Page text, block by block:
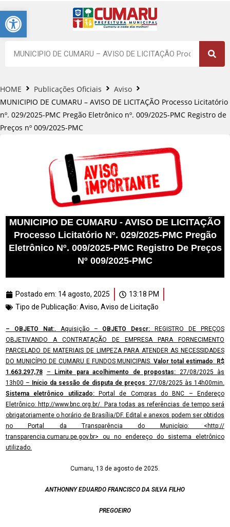
Barra de Ferramentas Aberta
HOME Publicações Oficiais
Aviso
MUNICIPIO DE CUMARU – AVISO DE LICITAÇÃO Processo Licitatório
nº. 029/2025-PMC Pregão Eletrônico nº. 009/2025-PMC Registro de
Preços nº 009/2025-PMC
MUNICIPIO DE CUMARU - AVISO DE LICITAÇÃO
Processo Licitatório Nº. 029/2025-PMC Pregão
Eletrônico Nº. 009/2025-PMC Registro De Preços
Nº 009/2025-PMC
Postado em: 14 agosto, 2025
13:18 PM
Tipo de Publicação: Aviso, Aviso de Licitação
– OBJETO Nat:. Aquisição – OBJETO Descr:
REGISTRO DE PREÇOS
OBJETIVANDO A CONTRATAÇÃO DE EMPRESA PARA FORNECIMENTO
PARCELADO DE MATERIAIS DE LIMPEZA PARA ATENDER AS NECESSIDADES
DO MUNICÍPIO DE CUMARU E FUNDOS MUNICIPAIS.Valor total estimado: R$
1.663.297,78
– Limite para acolhimento de propostas: 27/08/2025 às
13h00 –
Início da sessão de disputa de preços: 27/08/2025 às 14h00min.
Sistema eletrônico utilizado:Portal de Compras do BNC – Endereço
Eletrônico: http://www.bnc.org.br/. Para todas as referências de tempo será
obrigatoriamente o horário de Brasília/DF. Edital e anexos podem ser obtidos
no Portal da Transparência do Município: <http://
transparencia.cumaru.pe.gov.br> ou no endereço do sistema eletrônico
utilizado.
Cumaru, 13 de agosto de 2025.
ANTHONNY EDUARDO FRANCISCO DA SILVA FILHO
PREGOEIRO